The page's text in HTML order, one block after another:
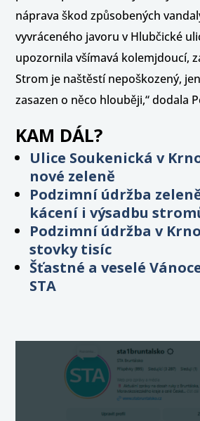
náprava škod způsobených
vyvráceného javoru v Hlubčické
upozornila všímavá kolemjdoucí,
Strom je naštěstí nepoškozený,
zasazen o něco hlouběji,“ dodala
KAM DÁL?
Ulice Soukenická v
nové zeleně
Podzimní údržba
kácení i výsadbu
Podzimní údržba v
stovky tisíc
Šťastné a veselé
STA